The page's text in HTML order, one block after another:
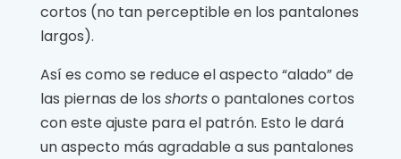
cortos (no tan perceptible en los pantalones
largos).
Así es como se reduce el aspecto “alado” de
las piernas de los shortso pantalones cortos
con este ajuste para el patrón. Esto le dará
un aspecto más agradable a sus pantalones